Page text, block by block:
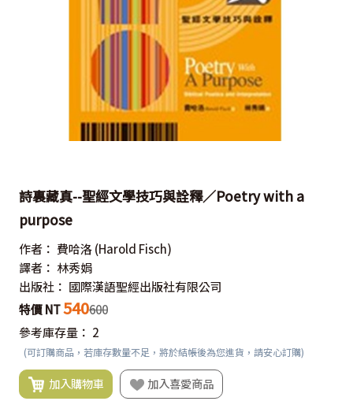
詩裏藏真--聖經文學技巧與詮釋／Poetry with a
purpose
作者： 費哈洛 (Harold Fisch)
譯者： 林秀娟
出版社： 國際漢語聖經出版社有限公司
特價 NT540600
參考庫存量： 2
(可訂購商品，若庫存數量不足，將於結帳後為您進貨，請安心訂購)
加入購物車 加入喜愛商品